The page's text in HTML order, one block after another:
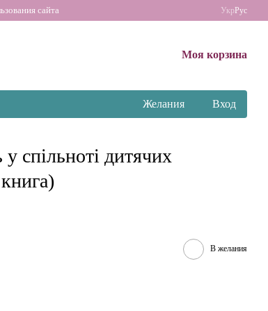
сайта УкрРус
Моя корзина
Желания Вход
спільноті дитячих
В желания